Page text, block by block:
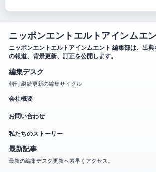
ニッポンエントエルトアインムエ
ニッポンエントエルトアインムエント 編集部は、出
の報道、背景更新、訂正を公開します。
編集デスク
朝刊 継続更新の編集サイクル
会社概要
お問い合わせ
私たちのストーリー
最新記事
最新の編集デスク更新へ素早くアクセス。